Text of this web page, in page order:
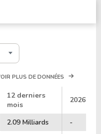
PLUS DE DONNÉES
12 derniers
mois
2026
2.09 Milliards
-